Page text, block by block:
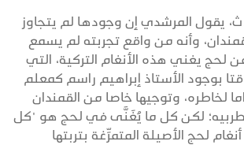
يقول المرشدي إن وجودها لم يتجاوز
وأنه من واقع تجربته لم يسمع
لحج يغني هذه الأنغام التركية، التي
بوجود الأستاذ إبراهيم راسم كمعلم
لخاطره، وتوجيها خاصا من القمندان
لكن كل ما يُغَنَّى في لحج هو "كل
لحج الأصيلة المتمرِّغة بتربتها